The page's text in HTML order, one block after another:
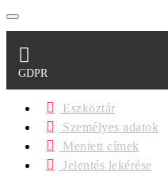
GDPR
Eszköztár
Személyes adatok
Mentett címek
Jelentés lekérése